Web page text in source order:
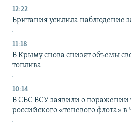
12:22
Британия усилила наблюдение
11:18
В Крыму снова снизят объемы
топлива
10:14
В СБС ВСУ заявили о поражении
российского «теневого флота»